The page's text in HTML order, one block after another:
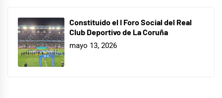
Constituido el I Foro Social del Real
Club Deportivo de La Coruña
mayo 13, 2026